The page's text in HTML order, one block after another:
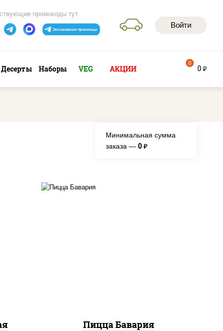
Войти
промокоды тут
Десерты Наборы VEG АКЦИИ 0 руб
0
Минимальная сумма
заказа — 0 руб.
Пицца Бавария